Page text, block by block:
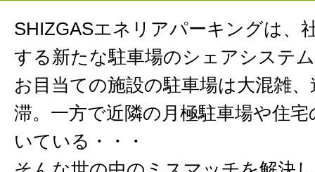
SHIZGASエネリアパーキングは、
する新たな駐車場のシェアシステ
お目当ての施設の駐車場は大混雑
滞。一方で近隣の月極駐車場や住
いている・・・